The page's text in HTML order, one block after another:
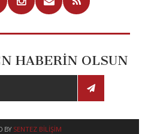
HABERİN OLSUN
BY SENTEZ BILIŞIM